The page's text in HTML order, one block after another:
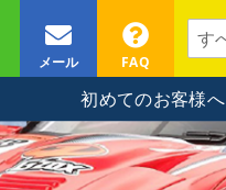
メール FAQ
初めてのお客様へ